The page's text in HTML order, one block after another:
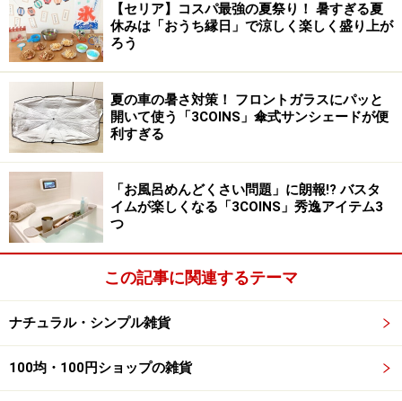
ちなみにスポンジを替えるタイミングは日曜の夜、つま
り夕食の後にしています。そうすると毎週月曜の朝は新
しいスポンジを使えるので、1週間の始まりと一緒に気
持ちもリセットされる気がします。
1か月100円を目安にスポンジ選びを
ソフトタイプのセリアのスポンジがお気に入りです
今まであらゆる100均のスポンジを試してきましたが、
キズをつけにくいスポンジを選んだ結果、私はセリアで
販売している、この6個入りのスポンジに辿り着きまし
【セリア】コスパ最強の夏祭り！ 暑すぎる夏
休みは「おうち縁日」で涼しく楽しく盛り上が
ろう
夏の車の暑さ対策！ フロントガラスにパッと
開いて使う「3COINS」傘式サンシェードが便
利すぎる
「お風呂めんどくさい問題」に朗報!? バスタ
イムが楽しくなる「3COINS」秀逸アイテム3
つ
この記事に関連するテーマ
ナチュラル・シンプル雑貨
100均・100円ショップの雑貨